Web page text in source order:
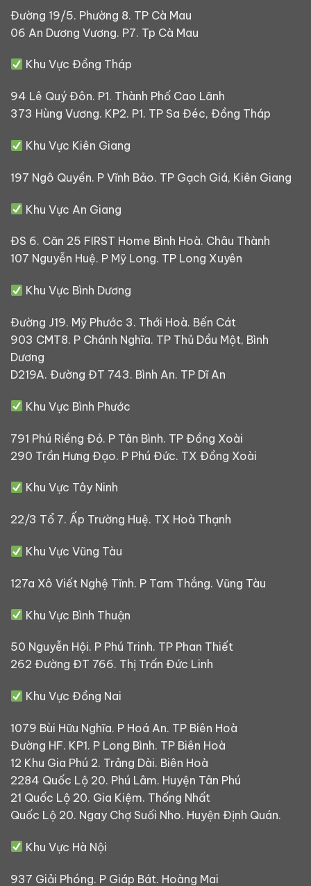
Đường 19/5. Phường 8. TP Cà Mau
06 An Dương Vương. P7. Tp Cà Mau
Khu Vực Đồng Tháp
94 Lê Quý Đôn. P1. Thành Phố Cao Lãnh
373 Hùng Vương. KP2. P1. TP Sa Đéc, Đồng Tháp
Khu Vực Kiên Giang
197 Ngô Quyền. P Vĩnh Bảo. TP Gạch Giá, Kiên Giang
Khu Vực An Giang
ĐS 6. Căn 25 FIRST Home Bình Hoà. Châu Thành
107 Nguyễn Huệ. P Mỹ Long. TP Long Xuyên
Khu Vực Bình Dương
Đường J19. Mỹ Phước 3. Thới Hoà. Bến Cát
903 CMT8. P Chánh Nghĩa. TP Thủ Dầu Một, Bình
Dương
D219A. Đường ĐT 743. Bình An. TP Dĩ An
Khu Vực Bình Phước
791 Phú Riềng Đỏ. P Tân Bình. TP Đồng Xoài
290 Trần Hưng Đạo. P Phú Đức. TX Đồng Xoài
Khu Vực Tây Ninh
22/3 Tổ 7. Ấp Trường Huệ. TX Hoà Thạnh
Khu Vực Vũng Tàu
127a Xô Viết Nghệ Tĩnh. P Tam Thắng. Vũng Tàu
Khu Vực Bình Thuận
50 Nguyễn Hội. P Phú Trinh. TP Phan Thiết
262 Đường ĐT 766. Thị Trấn Đức Linh
Khu Vực Đồng Nai
1079 Bùi Hữu Nghĩa. P Hoá An. TP Biên Hoà
Đường HF. KP1. P Long Bình. TP Biên Hoà
12 Khu Gia Phú 2. Trảng Dài. Biên Hoà
2284 Quốc Lộ 20. Phú Lâm. Huyện Tân Phú
21 Quốc Lộ 20. Gia Kiệm. Thống Nhất
Quốc Lộ 20. Ngay Chợ Suối Nho. Huyện Định Quán.
Khu Vực Hà Nội
937 Giải Phóng. P Giáp Bát. Hoàng Mai